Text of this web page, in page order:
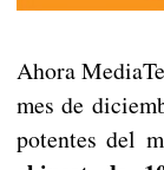
Ahora
mes de
potentes del